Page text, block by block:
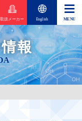
取扱メーカー English
報